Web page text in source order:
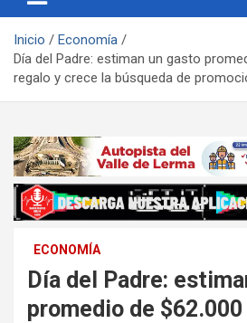
Inicio
Economía
Día del Padre: estiman un gasto
regalo y crece la búsqueda de
ECONOMÍA
Día del Padre:
promedio de